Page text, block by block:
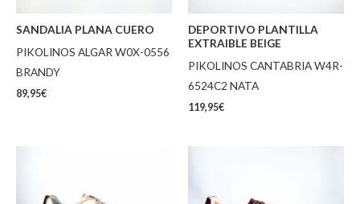
SANDALIA PLANA CUERO
PIKOLINOS ALGAR W0X-0556
BRANDY
89,95€
DEPORTIVO PLANTILLA
EXTRAIBLE BEIGE
PIKOLINOS CANTABRIA W4R-
6524C2 NATA
119,95€